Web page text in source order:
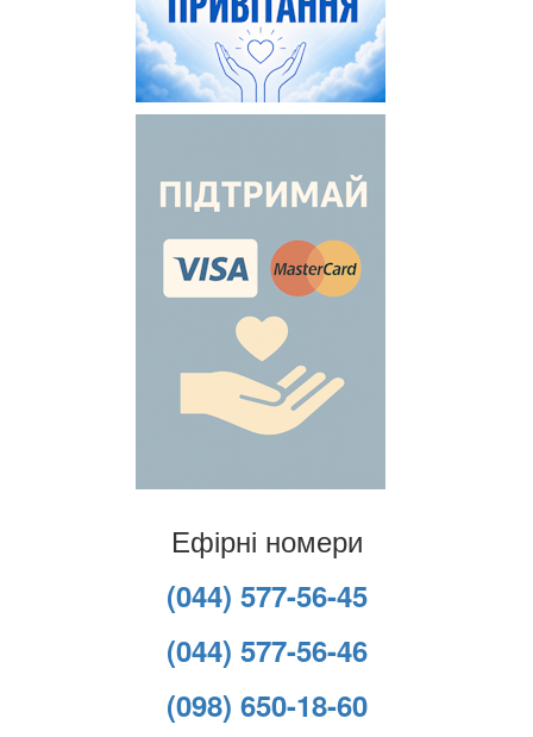
Ефірні номери
(044) 577-56-45
(044) 577-56-46
(098) 650-18-60